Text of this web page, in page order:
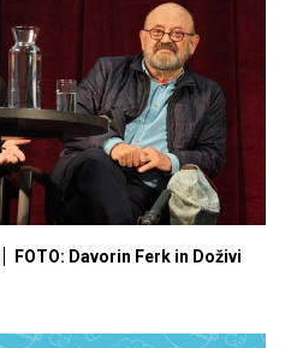
FOTO: Davorin Ferk in Doživi